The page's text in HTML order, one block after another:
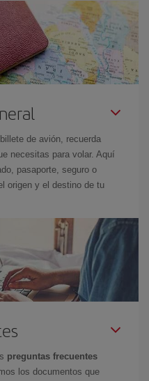
de avión, recuerda
necesitas para volar. Aquí
pasaporte, seguro o
origen y el destino de tu
preguntas frecuentes
los documentos que